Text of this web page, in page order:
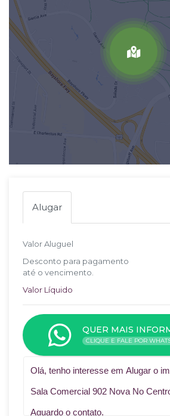
Alugar
Valor Aluguel
Desconto para pagamento
até o vencimento.
Valor Líquido
QUER MAIS
CLIQUE E FALE POR